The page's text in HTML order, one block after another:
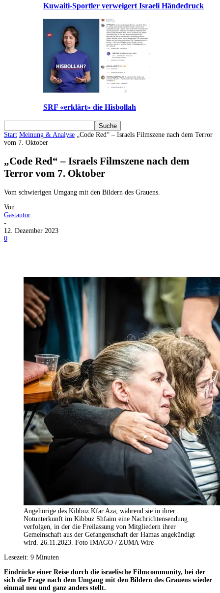
Kuwaiti-Sportler verweigert Israeli Händedruck
SRF «erklärt» die Hisbollah
Start Meinung & Analyse
„Code Red“ – Israels Filmszene nach dem Terror
vom 7. Oktober
„Code Red“ – Israels Filmszene nach dem
Terror vom 7. Oktober
Vom schwierigen Umgang mit den Bildern des Grauens.
Von
Gastautor
-
12. Dezember 2023
0
Angehörige des Kibbuz Kfar Aza, während sie in ihrer
Notunterkunft im Kibbuz Shfaim eine Nachrichtensendung
verfolgen, in der die Freilassung von Mitgliedern ihrer
Gemeinschaft aus der Gefangenschaft der Hamas angekündigt
wird. 26.11.2023. Foto IMAGO / ZUMA Wire
Lesezeit: 9 Minuten
Eindrücke einer Reise durch die israelische Filmcommunity, bei der
sich die Frage nach dem Umgang mit den Bildern des Grauens wieder
einmal neu und ganz anders stellt.